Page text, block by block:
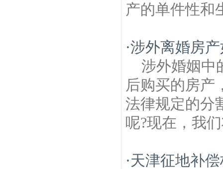
产的单件性和
·涉外离婚房
涉外婚姻中
后购买的房产
法律规定的分
呢?现在，我
·天津征地补